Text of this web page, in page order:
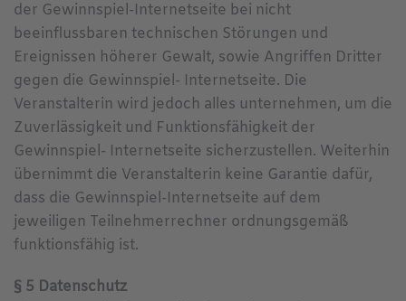
der Gewinnspiel-Internetseite bei nicht
beeinflussbaren technischen Störungen und
Ereignissen höherer Gewalt, sowie Angriffen Dritter
gegen die Gewinnspiel- Internetseite. Die
Veranstalterin wird jedoch alles unternehmen, um die
Zuverlässigkeit und Funktionsfähigkeit der
Gewinnspiel- Internetseite sicherzustellen. Weiterhin
übernimmt die Veranstalterin keine Garantie dafür,
dass die Gewinnspiel-Internetseite auf dem
jeweiligen Teilnehmerrechner ordnungsgemäß
funktionsfähig ist.
§ 5 Datenschutz